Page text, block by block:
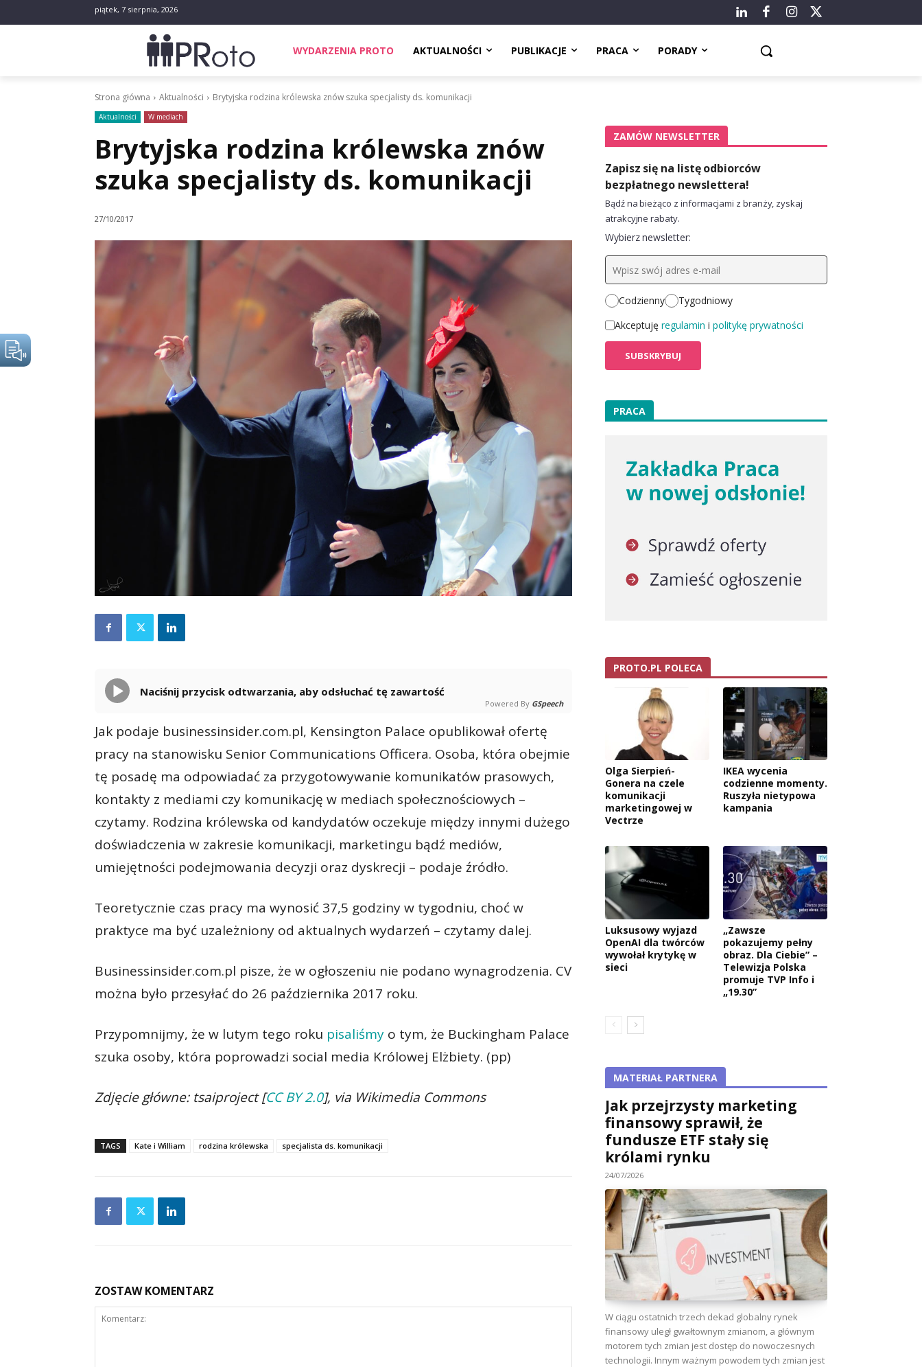
piątek, 7 sierpnia, 2026
WYDARZENIA PROTO AKTUALNOŚCI PUBLIKACJE PRACA PORADY
Strona główna Aktualności Brytyjska rodzina królewska znów szuka specjalisty ds. komunikacji
Aktualności W mediach
Brytyjska rodzina królewska znów
szuka specjalisty ds. komunikacji
27/10/2017
Naciśnij przycisk odtwarzania, aby odsłuchać tę zawartość
Powered By GSpeech
Jak podaje businessinsider.com.pl, Kensington Palace opublikował ofertę
pracy na stanowisku Senior Communications Officera. Osoba, która obejmie
tę posadę ma odpowiadać za przygotowywanie komunikatów prasowych,
kontakty z mediami czy komunikację w mediach społecznościowych –
czytamy. Rodzina królewska od kandydatów oczekuje między innymi dużego
doświadczenia w zakresie komunikacji, marketingu bądź mediów,
umiejętności podejmowania decyzji oraz dyskrecji – podaje źródło.
Teoretycznie czas pracy ma wynosić 37,5 godziny w tygodniu, choć w
praktyce ma być uzależniony od aktualnych wydarzeń – czytamy dalej.
Businessinsider.com.pl pisze, że w ogłoszeniu nie podano wynagrodzenia. CV
można było przesyłać do 26 października 2017 roku.
Przypomnijmy, że w lutym tego roku pisaliśmy o tym, że Buckingham Palace
szuka osoby, która poprowadzi social media Królowej Elżbiety. (pp)
Zdjęcie główne: tsaiproject [CC BY 2.0], via Wikimedia Commons
TAGS Kate i William rodzina królewska specjalista ds. komunikacji
ZOSTAW KOMENTARZ
ZAMÓW NEWSLETTER
Zapisz się na listę odbiorców
bezpłatnego newslettera!
Bądź na bieżąco z informacjami z branży, zyskaj
atrakcyjne rabaty.
Wybierz newsletter:
Codzienny
Tygodniowy
Akceptuję regulamin i politykę prywatności
PRACA
PROTO.PL POLECA
Olga Sierpień-
Gonera na czele
komunikacji
marketingowej w
Vectrze
IKEA wycenia
codzienne momenty.
Ruszyła nietypowa
kampania
Luksusowy wyjazd
OpenAI dla twórców
wywołał krytykę w
sieci
„Zawsze
pokazujemy pełny
obraz. Dla Ciebie” –
Telewizja Polska
promuje TVP Info i
„19.30”
MATERIAŁ PARTNERA
Jak przejrzysty marketing
finansowy sprawił, że
fundusze ETF stały się
królami rynku
24/07/2026
W ciągu ostatnich trzech dekad globalny rynek
finansowy uległ gwałtownym zmianom, a głównym
motorem tych zmian jest dostęp do nowoczesnych
technologii. Innym ważnym powodem tych zmian jest